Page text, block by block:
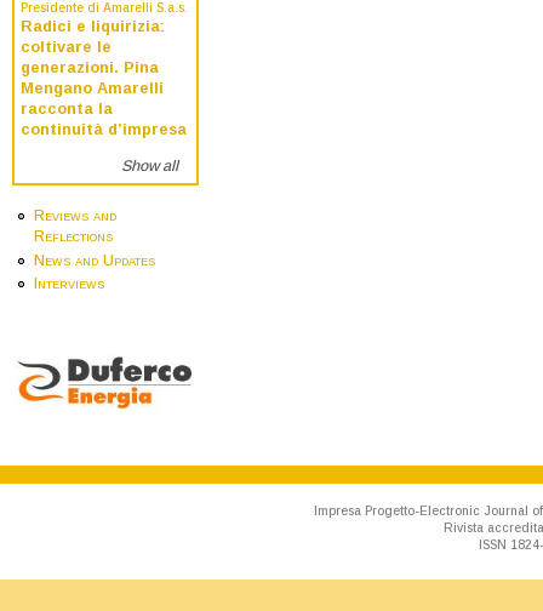
Presidente di Amarelli S.a.s.
Radici e liquirizia:
coltivare le
generazioni. Pina
Mengano Amarelli
racconta la
continuità d’impresa
Show all
Reviews and
Reflections
News and Updates
Interviews
Impresa Progetto-Electronic Journal
Rivista
ISSN